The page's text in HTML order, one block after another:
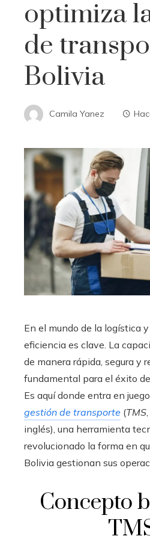
optimiza
de
Bolivia
Camila Yanez
En el mundo de la logística
eficiencia es clave. La
de manera rápida, segura y
fundamental para el éxito
Es aquí donde entra en
gestión de transporte (TMS
inglés), una herramienta
revolucionado la forma en
Bolivia gestionan sus
Concepto